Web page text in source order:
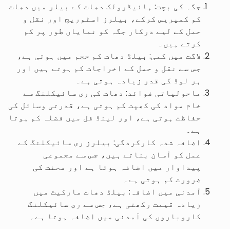
جگہ کی بچت: ہائیڈرولک دھات کے بیلر میں دھات
کو کمپریس کرکے، بیلرز اسٹوریج اور نقل و
حمل کے لیے درکار جگہ کو نمایاں طور پر کم
کرتے ہیں۔
لاگت میں کمی: بیلڈ دھات کم حجم میں ہوتی ہے،
جس سے نقل و حمل کے اخراجات کم ہوتے ہیں اور
ہر لوڈ کی قدر زیادہ ہوتی ہے۔
ماحولیاتی فوائد: دھات کی ری سائیکلنگ سے
خام مواد کی کھپت کم ہوتی ہے، قدرتی وسائل کی
حفاظت ہوتی ہے، اور لینڈ فل میں فضلہ کم ہوتا
ہے۔
اضافہ شدہ کارکردگی: بیلرز ری سائیکلنگ کے
عمل کو آسان بناتے ہیں، جس سے مجموعی
پیداوار میں اضافہ ہوتا ہے اور محنت کی
ضرورت کم ہوتی ہے۔
آمدنی میں اضافہ: بیلڈ دھات مارکیٹ میں
زیادہ قیمت رکھتی ہے، جس سے ری سائیکلنگ
کاروباروں کی آمدنی میں اضافہ ہوتا ہے۔